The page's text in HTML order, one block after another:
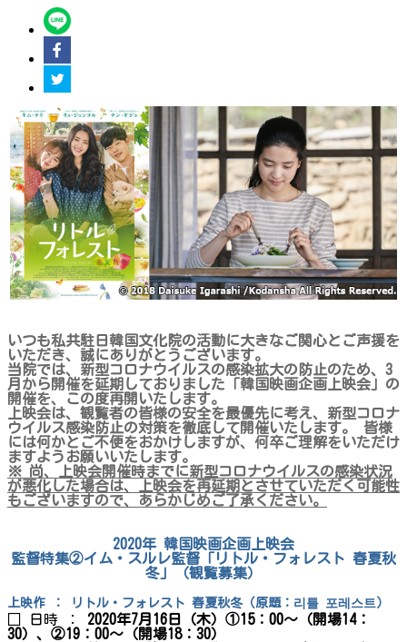
いつも私共駐日韓国文化院の活動に大きなご関心とご声援を
いただき、誠にありがとうございます。
当院では、新型コロナウイルスの感染拡大の防止のため、3
月から開催を延期しておりました「韓国映画企画上映会」の
開催を、この度再開いたします。
上映会は、観覧者の皆様の安全を最優先に考え、新型コロナ
ウイルス感染防止の対策を徹底して開催いたします。 皆様
には何かとご不便をおかけしますが、何卒ご理解をいただけ
ますようお願いいたします。
※ 尚、上映会開催時までに新型コロナウイルスの感染状況
が悪化した場合は、上映会を再延期とさせていただく可能性
もございますので、あらかじめご了承ください。
2020年 韓国映画企画上映会
監督特集②イム・スルレ監督「リトル・フォレスト 春夏秋
冬」（観覧募集）
上映作 ： リトル・フォレスト 春夏秋冬（原題： 리틀 포레스트）
□ 日時 ： 2020年7月16日（木）①15：00～（開場14：
30）、②19：00～（開場18：30）